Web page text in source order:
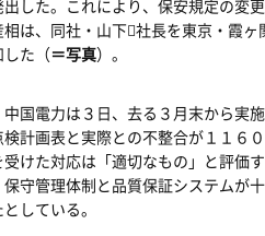
した。これにより、保安規定の変
は、同社・山下社長を東京・霞
した（＝写真）。
国電力は３日、去る３月末から実
計画表と実際との不整合が１１６
けた対応は「適切なもの」と評価
守管理体制と品質保証システムが
している。